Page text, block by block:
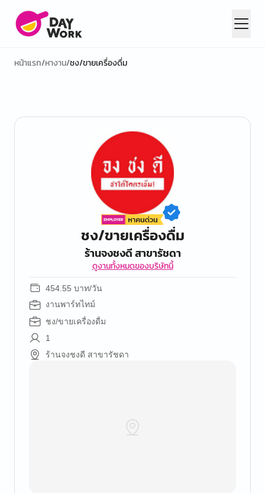
หน้าแรก/หางาน/ชง/ขายเครื่องดื่ม
ชง/ขายเครื่องดื่ม
ร้านจงชงดี สาขารัชดา
ดูงานทั้งหมดของบริษัทนี้
454.55 บาท/วัน
งานพาร์ทไทม์
ชง/ขายเครื่องดื่ม
1
ร้านจงชงดี สาขารัชดา